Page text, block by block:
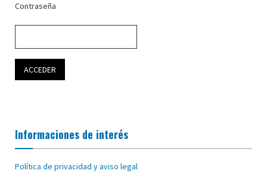
Contraseña
Informaciones de interés
Política de privacidad y aviso legal